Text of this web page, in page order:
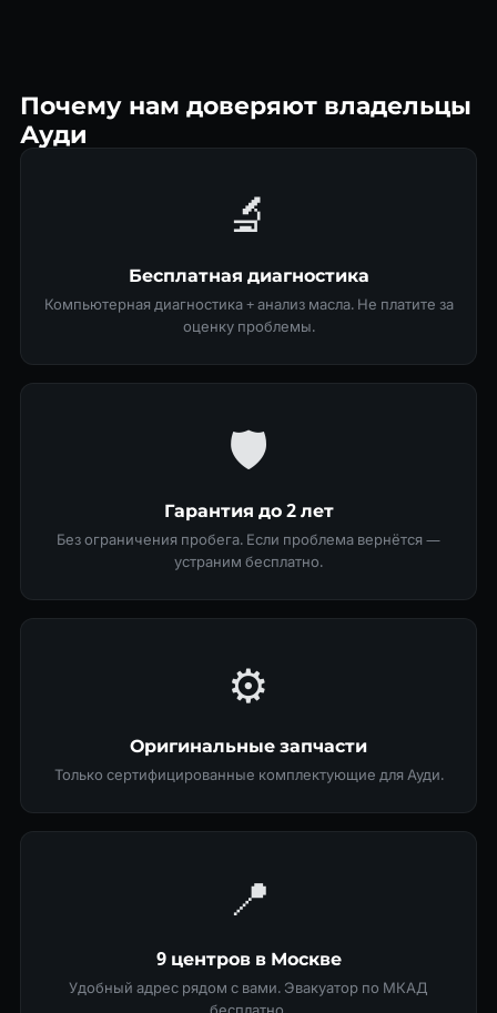
Почему нам доверяют владельцы
Ауди
🔬
Бесплатная диагностика
Компьютерная диагностика + анализ масла. Не платите за
оценку проблемы.
🛡
Гарантия до 2 лет
Без ограничения пробега. Если проблема вернётся —
устраним бесплатно.
⚙️
Оригинальные запчасти
Только сертифицированные комплектующие для Ауди.
📍
9 центров в Москве
Удобный адрес рядом с вами. Эвакуатор по МКАД